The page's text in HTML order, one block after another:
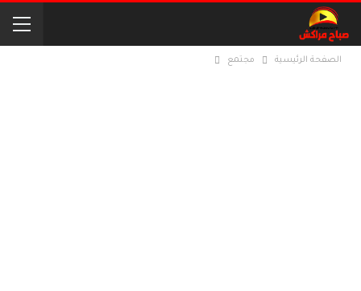
الصفحة الرئيسية مجتمع